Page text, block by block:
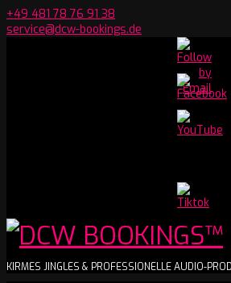
Skip
to
+49 481 78 76 91 38
service@dcw-bookings.de
Youtube
Channel
DCW
KIRMES JINGLES & PROFESSIONELLE AUDIO-